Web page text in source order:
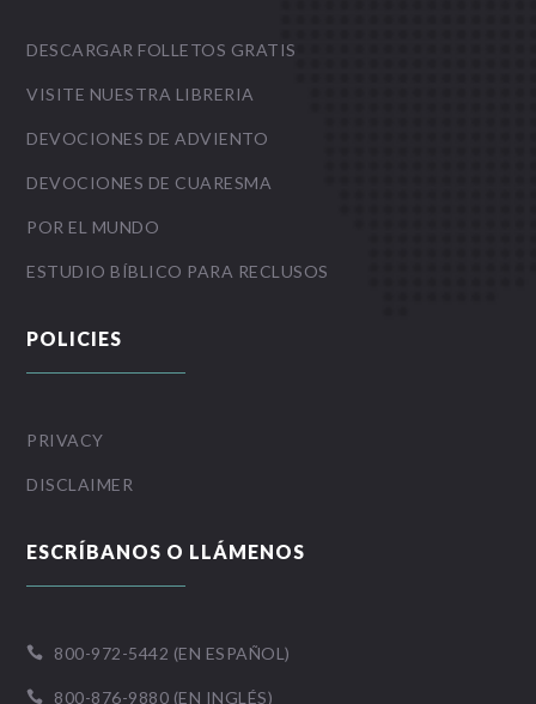
DESCARGAR FOLLETOS GRATIS
VISITE NUESTRA LIBRERIA
DEVOCIONES DE ADVIENTO
DEVOCIONES DE CUARESMA
POR EL MUNDO
ESTUDIO BÍBLICO PARA RECLUSOS
POLICIES
PRIVACY
DISCLAIMER
ESCRÍBANOS O LLÁMENOS
 800-972-5442 (EN ESPAÑOL)
 800-876-9880 (EN INGLÉS)